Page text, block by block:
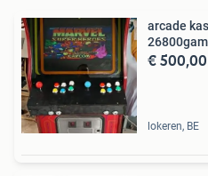
arcade
€ 500,00
lokeren, BE